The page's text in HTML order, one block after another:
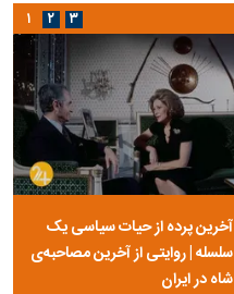
آخرین پرده از حیات سیاسی یک
سلسله | روایتی از آخرین مصاحبه‌ی
شاه در ایران
۱ ۲ ۳